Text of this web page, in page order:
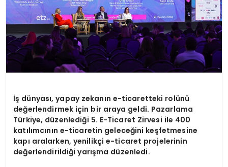
İş dünyası, yapay zekanın e-ticaretteki rolünü
değerlendirmek için bir araya geldi. Pazarlama
Türkiye, düzenlediği 5. E-Ticaret Zirvesi ile 400
katılımcının e-ticaretin geleceğini keşfetmesine
kapı aralarken, yenilikçi e-ticaret projelerinin
değerlendirildiği yarışma düzenledi.